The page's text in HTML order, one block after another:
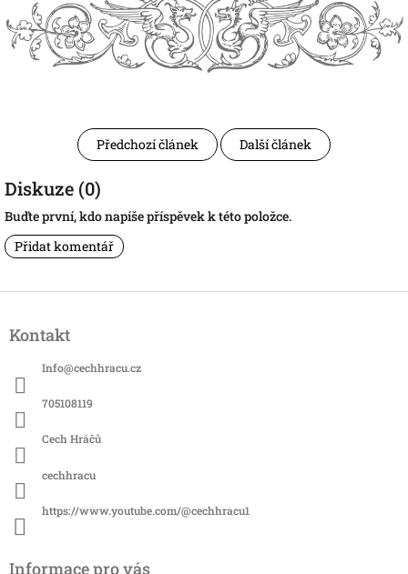
Předchozí článek Další článek
Diskuze (0)
Buďte první, kdo napíše příspěvek k této položce.
Přidat komentář
pKontakt
Info@cechhracu.cz
705108119
Cech Hráčů
cechhracu
https://www.youtube.com/@cechhracu1
Informace pro vás